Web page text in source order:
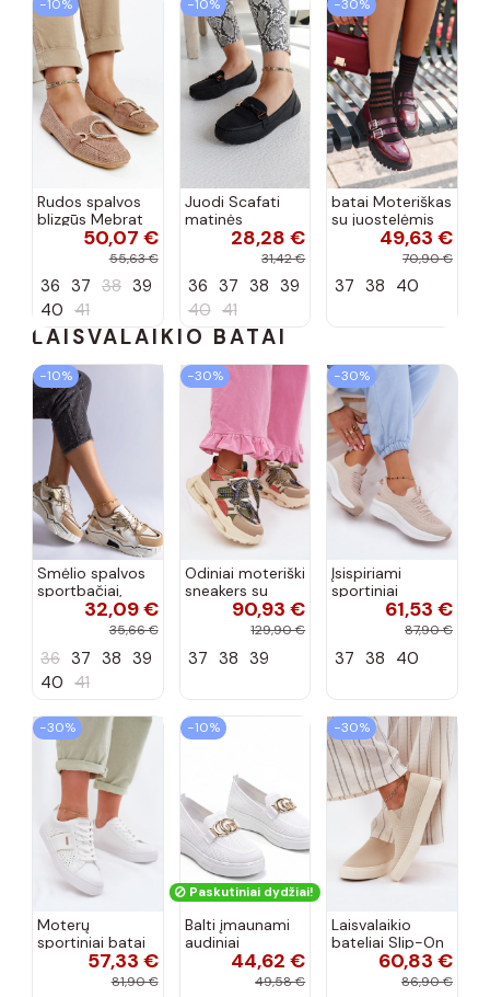
−10%
Rudos spalvos
blizgūs Mebrat
bateliai50,07 €
55,63 €
36 37 38 39
40 41
−10%
Juodi Scafati
matinės
apdailos bateliai
28,28 €
31,42 €
36 37 38 39
40 41
−30%
batai Moteriškas
su juostelėmis
su lako efektu
bordo spalvos
49,63 €
70,90 €
37 38 40
LAISVALAIKIO BATAI
−10%
Smėlio spalvos
sportbačiai,
dekoruoti Valdez
cirkonio virvele
32,09 €
35,66 €
36 37 38 39
40 41
−30%
Odiniai moteriški
sneakers su
platforma D&A
CR61-3133
90,93 €
129,90 €
37 38 39
−30%
Įsispiriami
sportiniai
bateliai Kobbo
102425 smėlio
61,53 €
87,90 €
37 38 40
−30%
Moterų
sportiniai batai
su ažūro
elementais Big
57,33 €
81,90 €
−10%
Paskutiniai dydžiai!
Balti įmaunami
audiniai
sportbačiai su
44,62 €
49,58 €
−30%
Laisvalaikio
bateliai Slip-On
Big Star
RR274721 smėlio
60,83 €
86,90 €